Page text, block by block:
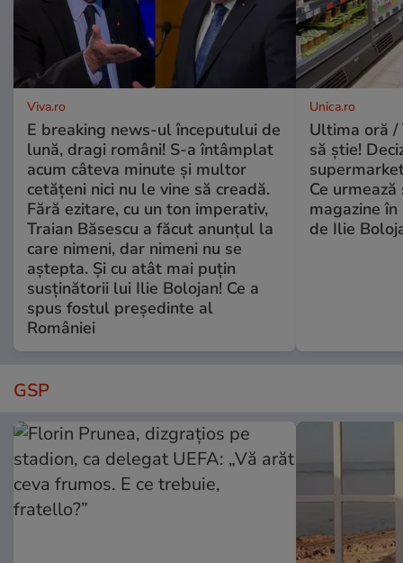
Viva.ro
E breaking news-ul începutului de
lună, dragi români! S-a întâmplat
acum câteva minute și multor
cetățeni nici nu le vine să creadă.
Fără ezitare, cu un ton imperativ,
Traian Băsescu a făcut anunțul la
care nimeni, dar nimeni nu se
aștepta. Și cu atât mai puțin
susținătorii lui Ilie Bolojan! Ce a
spus fostul președinte al
României
Unica.ro
Ultima oră /
să știe!
Ce
magazine
de Ilie
GSP